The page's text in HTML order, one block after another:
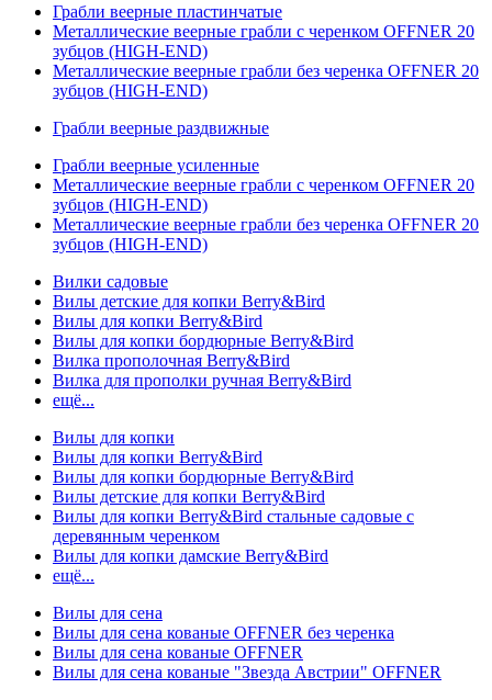
Грабли веерные пластинчатые
Металлические веерные грабли с черенком OFFNER 20
зубцов (HIGH-END)
Металлические веерные грабли без черенка OFFNER 20
зубцов (HIGH-END)
Грабли веерные раздвижные
Грабли веерные усиленные
Металлические веерные грабли с черенком OFFNER 20
зубцов (HIGH-END)
Металлические веерные грабли без черенка OFFNER 20
зубцов (HIGH-END)
Вилки садовые
Вилы детские для копки Berry&Bird
Вилы для копки Berry&Bird
Вилы для копки бордюрные Berry&Bird
Вилка прополочная Berry&Bird
Вилка для прополки ручная Berry&Bird
ещё...
Вилы для копки
Вилы для копки Berry&Bird
Вилы для копки бордюрные Berry&Bird
Вилы детские для копки Berry&Bird
Вилы для копки Berry&Bird стальные садовые с
деревянным черенком
Вилы для копки дамские Berry&Bird
ещё...
Вилы для сена
Вилы для сена кованые OFFNER без черенка
Вилы для сена кованые OFFNER
Вилы для сена кованые "Звезда Австрии" OFFNER